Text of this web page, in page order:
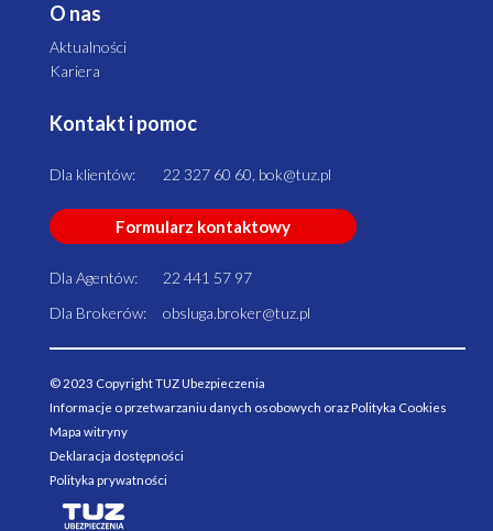
O nas
Aktualności
Kariera
Kontakt i pomoc
Dla klientów: 22 327 60 60, bok@tuz.pl
Formularz kontaktowy
Dla Agentów:
22 441 57 97
Dla Brokerów:
obsluga.broker@tuz.pl
© 2023 Copyright TUZ Ubezpieczenia
Informacje o przetwarzaniu danych osobowych oraz Polityka Cookies
Mapa witryny
Deklaracja dostępności
Polityka prywatności